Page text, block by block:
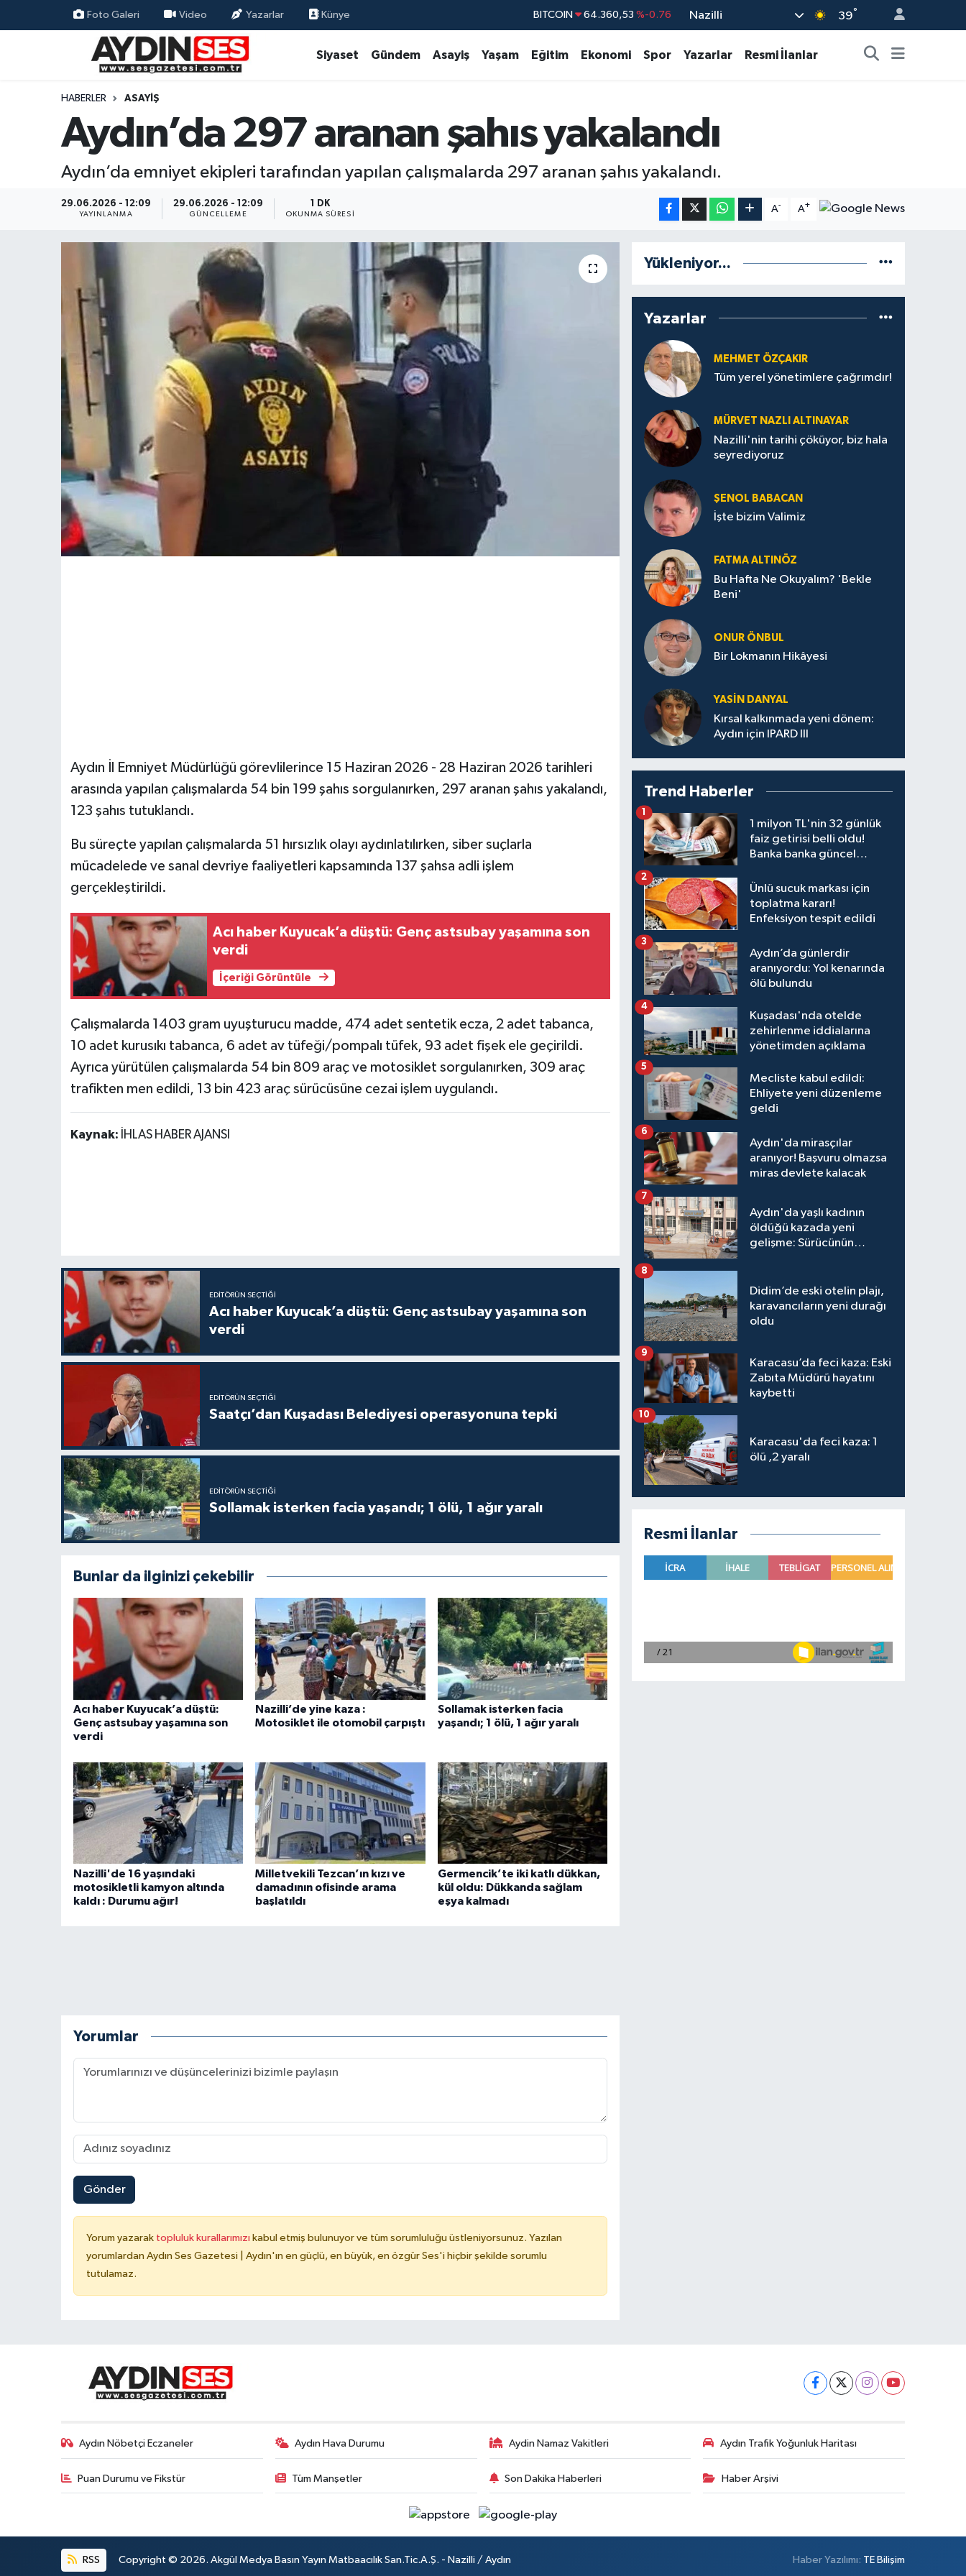
Foto Galeri Video Yazarlar Künye BITCOIN 64.360,53 %-0.76
GRAM ALTIN 6574.81
BİST100 13.887 %64
Nazilli 39°
Siyaset Gündem Asayiş Yaşam Eğitim Ekonomi Spor Yazarlar Resmi İlanlar
HABERLER ASAYIŞ
Aydın’da 297 aranan şahıs yakalandı
Aydın’da emniyet ekipleri tarafından yapılan çalışmalarda 297 aranan şahıs yakalandı.
29.06.2026 - 12:09
YAYINLANMA
29.06.2026 - 12:09
GÜNCELLEME
1 DK
OKUNMA SÜRESI
A- A+
Aydın İl Emniyet Müdürlüğü görevlilerince 15 Haziran 2026 - 28 Haziran 2026 tarihleri
arasında yapılan çalışmalarda 54 bin 199 şahıs sorgulanırken, 297 aranan şahıs yakalandı,
123 şahıs tutuklandı.
Bu süreçte yapılan çalışmalarda 51 hırsızlık olayı aydınlatılırken, siber suçlarla
mücadelede ve sanal devriye faaliyetleri kapsamında 137 şahsa adli işlem
gerçekleştirildi.
Acı haber Kuyucak’a düştü: Genç astsubay yaşamına son
verdi
İçeriği Görüntüle
Çalışmalarda 1403 gram uyuşturucu madde, 474 adet sentetik ecza, 2 adet tabanca,
10 adet kurusıkı tabanca, 6 adet av tüfeği/pompalı tüfek, 93 adet fişek ele geçirildi.
Ayrıca yürütülen çalışmalarda 54 bin 809 araç ve motosiklet sorgulanırken, 309 araç
trafikten men edildi, 13 bin 423 araç sürücüsüne cezai işlem uygulandı.
Kaynak: İHLAS HABER AJANSI
EDITÖRÜN SEÇTIĞI
Acı haber Kuyucak’a düştü: Genç astsubay yaşamına son
verdi
EDITÖRÜN SEÇTIĞI
Saatçı’dan Kuşadası Belediyesi operasyonuna tepki
EDITÖRÜN SEÇTIĞI
Sollamak isterken facia yaşandı; 1 ölü, 1 ağır yaralı
Bunlar da ilginizi çekebilir
Acı haber Kuyucak’a düştü:
Genç astsubay yaşamına son
verdi
Nazilli’de yine kaza :
Motosiklet ile otomobil çarpıştı
Sollamak isterken facia
yaşandı; 1 ölü, 1 ağır yaralı
Nazilli'de 16 yaşındaki
motosikletli kamyon altında
kaldı : Durumu ağır!
Milletvekili Tezcan’ın kızı ve
damadının ofisinde arama
başlatıldı
Germencik’te iki katlı dükkan,
kül oldu: Dükkanda sağlam
eşya kalmadı
Yorumlar
Gönder
Yorum yazarak topluluk kurallarımızı kabul etmiş bulunuyor ve tüm sorumluluğu üstleniyorsunuz. Yazılan
yorumlardan Aydın Ses Gazetesi | Aydın'ın en güçlü, en büyük, en özgür Ses'i hiçbir şekilde sorumlu
tutulamaz.
Yükleniyor...
Yazarlar
MEHMET ÖZÇAKIR
Tüm yerel yönetimlere çağrımdır!
MÜRVET NAZLI ALTINAYAR
Nazilli'nin tarihi çöküyor, biz hala
seyrediyoruz
ŞENOL BABACAN
İşte bizim Valimiz
FATMA ALTINÖZ
Bu Hafta Ne Okuyalım? 'Bekle
Beni'
ONUR ÖNBUL
Bir Lokmanın Hikâyesi
YASIN DANYAL
Kırsal kalkınmada yeni dönem:
Aydın için IPARD III
Trend Haberler
1 milyon TL'nin 32 günlük
faiz getirisi belli oldu!
Banka banka güncel
1
Ünlü sucuk markası için
toplatma kararı!
Enfeksiyon tespit edildi
2
Aydın’da günlerdir
aranıyordu: Yol kenarında
ölü bulundu
3
Kuşadası'nda otelde
zehirlenme iddialarına
yönetimden açıklama
4
Mecliste kabul edildi:
Ehliyete yeni düzenleme
geldi
5
Aydın'da mirasçılar
aranıyor! Başvuru olmazsa
miras devlete kalacak
6
Aydın'da yaşlı kadının
öldüğü kazada yeni
gelişme: Sürücünün
7
Didim’de eski otelin plajı,
karavancıların yeni durağı
oldu
8
Karacasu’da feci kaza: Eski
Zabıta Müdürü hayatını
kaybetti
9
Karacasu'da feci kaza: 1
ölü ,2 yaralı
10
Resmi İlanlar
Aydın Nöbetçi Eczaneler Aydın Hava Durumu Aydin Namaz Vakitleri Aydın Trafik Yoğunluk Haritası
Puan Durumu ve Fikstür Tüm Manşetler Son Dakika Haberleri Haber Arşivi
RSS Copyright © 2026. Akgül Medya Basın Yayın Matbaacılık San.Tic.A.Ş. - Nazilli / Aydın Haber Yazılımı: TE Bilişim
Siyaset
Ekonomi
Yaşam
Aydın Nöbetçi Eczaneler
Aydın Hava Durumu
Aydin Namaz Vakitleri
Aydın Trafik Yoğunluk Haritası
Süper Lig Puan Durumu ve Fikstür
Haber Arşivi